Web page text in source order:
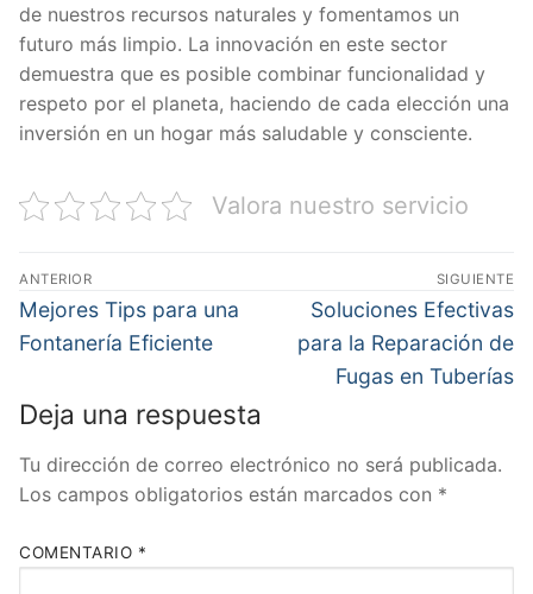
de nuestros recursos naturales y fomentamos un
futuro más limpio. La innovación en este sector
demuestra que es posible combinar funcionalidad y
respeto por el planeta, haciendo de cada elección una
inversión en un hogar más saludable y consciente.
Valora nuestro servicio
Navegación
de
entradas
ANTERIOR
Entrada
anterior:
Mejores Tips para una
Fontanería Eficiente
SIGUIENTE
Entrada
siguiente:
Soluciones Efectivas
para la Reparación de
Fugas en Tuberías
Deja una respuesta
Tu dirección de correo electrónico no será publicada.
Los campos obligatorios están marcados con *
COMENTARIO *